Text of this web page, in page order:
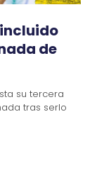
de
su tercera
tras serlo